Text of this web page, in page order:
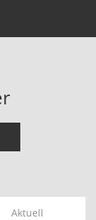
Aktuell